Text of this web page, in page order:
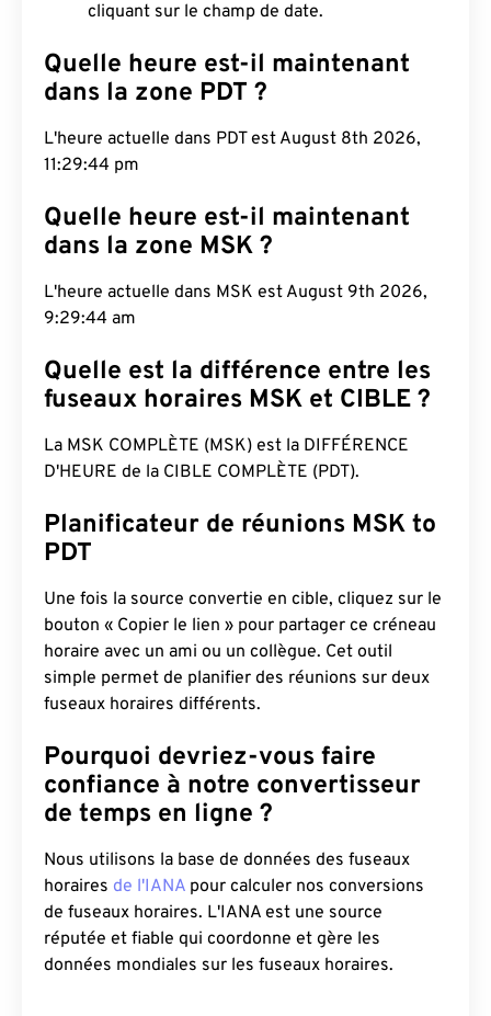
cliquant sur le champ de date.
Quelle heure est-il maintenant
dans la zone PDT ?
L'heure actuelle dans PDT est August 8th 2026,
11:29:45 pm
Quelle heure est-il maintenant
dans la zone MSK ?
L'heure actuelle dans MSK est August 9th 2026,
9:29:45 am
Quelle est la différence entre les
fuseaux horaires MSK et CIBLE ?
La MSK COMPLÈTE (MSK) est la DIFFÉRENCE
D'HEURE de la CIBLE COMPLÈTE (PDT).
Planificateur de réunions MSK to
PDT
Une fois la source convertie en cible, cliquez sur le
bouton « Copier le lien » pour partager ce créneau
horaire avec un ami ou un collègue. Cet outil
simple permet de planifier des réunions sur deux
fuseaux horaires différents.
Pourquoi devriez-vous faire
confiance à notre convertisseur
de temps en ligne ?
Nous utilisons la base de données des fuseaux
horaires de l'IANA pour calculer nos conversions
de fuseaux horaires. L'IANA est une source
réputée et fiable qui coordonne et gère les
données mondiales sur les fuseaux horaires.